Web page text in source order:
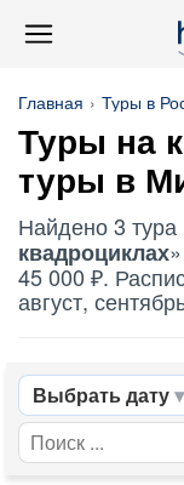
Главная Туры в
Туры на
туры в
Найдено 3 тура
квадроциклах
45 000 ₽.
август,
Выбрать дату